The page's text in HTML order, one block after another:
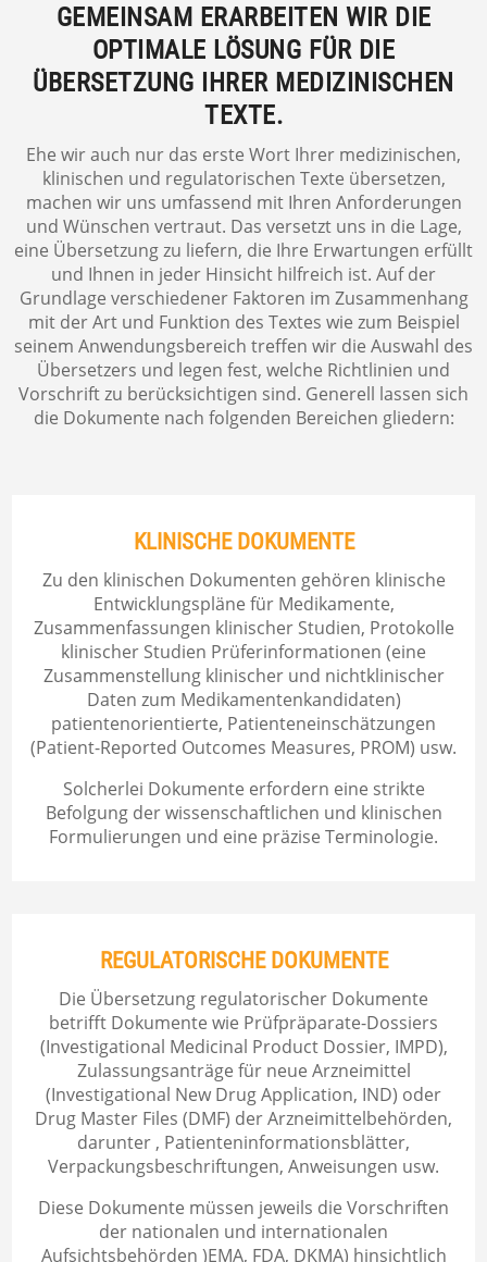
GEMEINSAM ERARBEITEN WIR DIE
OPTIMALE LÖSUNG FÜR DIE
ÜBERSETZUNG IHRER MEDIZINISCHEN
TEXTE.
Ehe wir auch nur das erste Wort Ihrer medizinischen,
klinischen und regulatorischen Texte übersetzen,
machen wir uns umfassend mit Ihren Anforderungen
und Wünschen vertraut. Das versetzt uns in die Lage,
eine Übersetzung zu liefern, die Ihre Erwartungen erfüllt
und Ihnen in jeder Hinsicht hilfreich ist. Auf der
Grundlage verschiedener Faktoren im Zusammenhang
mit der Art und Funktion des Textes wie zum Beispiel
seinem Anwendungsbereich treffen wir die Auswahl des
Übersetzers und legen fest, welche Richtlinien und
Vorschrift zu berücksichtigen sind. Generell lassen sich
die Dokumente nach folgenden Bereichen gliedern:
KLINISCHE DOKUMENTE
Zu den klinischen Dokumenten gehören klinische
Entwicklungspläne für Medikamente,
Zusammenfassungen klinischer Studien, Protokolle
klinischer Studien Prüferinformationen (eine
Zusammenstellung klinischer und nichtklinischer
Daten zum Medikamentenkandidaten)
patientenorientierte, Patienteneinschätzungen
(Patient-Reported Outcomes Measures, PROM) usw.
Solcherlei Dokumente erfordern eine strikte
Befolgung der wissenschaftlichen und klinischen
Formulierungen und eine präzise Terminologie.
REGULATORISCHE DOKUMENTE
Die Übersetzung regulatorischer Dokumente
betrifft Dokumente wie Prüfpräparate-Dossiers
(Investigational Medicinal Product Dossier, IMPD),
Zulassungsanträge für neue Arzneimittel
(Investigational New Drug Application, IND) oder
Drug Master Files (DMF) der Arzneimittelbehörden,
darunter , Patienteninformationsblätter,
Verpackungsbeschriftungen, Anweisungen usw.
Diese Dokumente müssen jeweils die Vorschriften
der nationalen und internationalen
Aufsichtsbehörden )EMA, FDA, DKMA) hinsichtlich